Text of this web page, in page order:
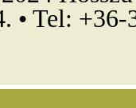
• Tel: